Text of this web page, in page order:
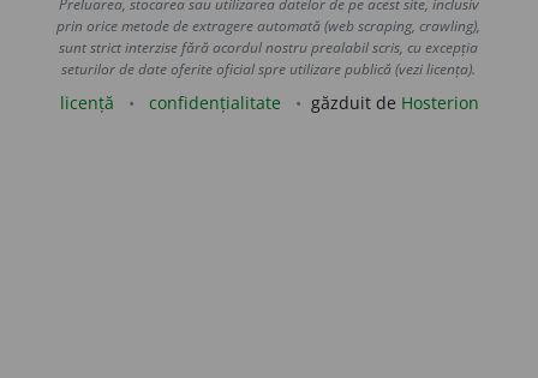
Preluarea, stocarea sau utilizarea datelor de pe acest site, inclusiv
prin orice metode de extragere automată (web scraping, crawling),
sunt strict interzise fără acordul nostru prealabil scris, cu excepția
seturilor de date oferite oficial spre utilizare publică (vezi licența).
licență confidențialitate găzduit de Hosterion